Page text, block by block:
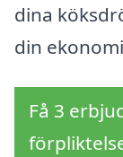
dina
din
Få 3